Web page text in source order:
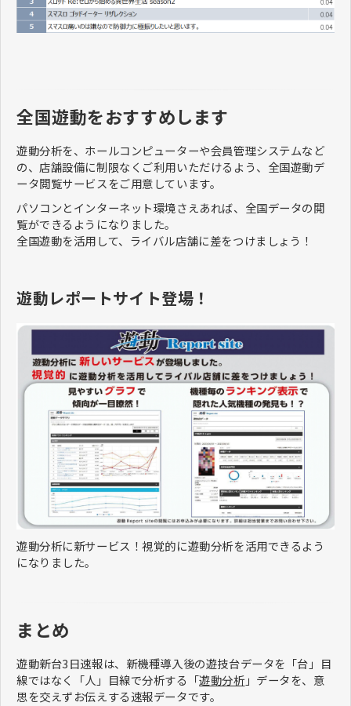
全国遊動をおすすめします
遊動分析を、ホールコンピューターや会員管理システムなど
の、店舗設備に制限なくご利用いただけるよう、全国遊動デ
ータ閲覧サービスをご用意しています。
パソコンとインターネット環境さえあれば、全国データの閲
覧ができるようになりました。
全国遊動を活用して、ライバル店舗に差をつけましょう！
遊動レポートサイト登場！
遊動分析に新サービス！視覚的に遊動分析を活用できるよう
になりました。
まとめ
遊動新台3日速報は、新機種導入後の遊技台データを「台」目
線ではなく「人」目線で分析する「遊動分析」データを、意
思を交えずお伝えする速報データです。